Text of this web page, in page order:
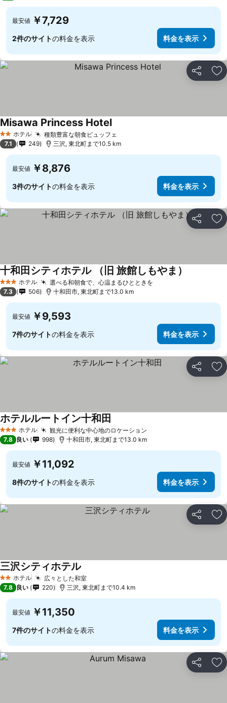
最安値 ￥7,729
2件のサイトの料金を表示 料金を表示
シェア お
2 ホテルのランク
ホテル 種類豊富な朝食ビュッフェ
Misawa Princess Hotel
7.1 249 三沢, 東北町まで10.5 km
最安値 ￥8,876
3件のサイトの料金を表示 料金を表示
シェア お
3 ホテルのランク
ホテル 選べる和朝食で、心温まるひとときを
十和田シティホテル （旧 旅館しもやま）
7.3 506 十和田市, 東北町まで13.0 km
最安値 ￥9,593
7件のサイトの料金を表示 料金を表示
シェア お
3 ホテルのランク
ホテル 観光に便利な中心地のロケーション
ホテルルートイン十和田
7.8 良い 998 十和田市, 東北町まで13.0 km
最安値 ￥11,092
8件のサイトの料金を表示 料金を表示
シェア お
2 ホテルのランク
ホテル 広々とした和室
三沢シティホテル
7.8 良い 220 三沢, 東北町まで10.4 km
最安値 ￥11,350
7件のサイトの料金を表示 料金を表示
シェア お